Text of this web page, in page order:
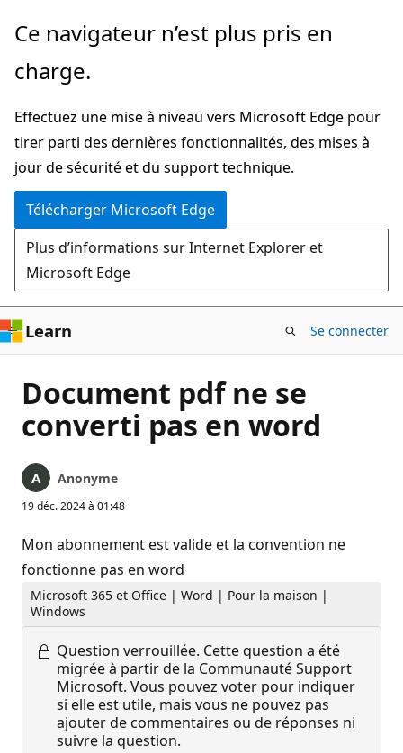
Passer
directement
au
principal
Ce navigateur n’est plus pris en
charge.
Effectuez une mise à niveau vers Microsoft Edge pour
tirer parti des dernières fonctionnalités, des mises à
jour de sécurité et du support technique.
Télécharger Microsoft Edge
Plus d’informations sur Internet Explorer et
Microsoft Edge
Learn Se connecter
Document pdf ne se
converti pas en word
Anonyme
19 déc. 2024 à 01:48
Mon abonnement est valide et la convention ne
fonctionne pas en word
Microsoft 365 et Office | Word | Pour la maison |
Windows
Question verrouillée. Cette question a été
migrée à partir de la Communauté Support
Microsoft. Vous pouvez voter pour indiquer
si elle est utile, mais vous ne pouvez pas
ajouter de commentaires ou de réponses ni
suivre la question.